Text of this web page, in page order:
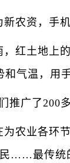
资，手机
土地上的
和气温，用
广了200多
业各环节
……最传统